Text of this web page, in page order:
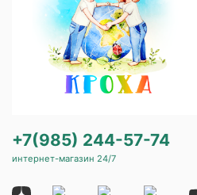
+7(985) 244-57-74
интернет-магазин 24/7